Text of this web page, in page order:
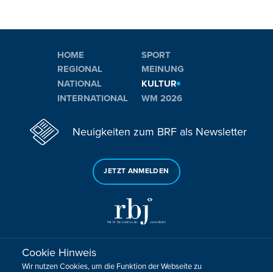
HOME
REGIONAL
NATIONAL
INTERNATIONAL
SPORT
MEINUNG
KULTUR
WM 2026
Neuigkeiten zum BRF als Newsletter
JETZT ANMELDEN
Sie haben noch Fragen oder Anmerkungen?
Cookie Hinweis
Wir nutzen Cookies, um die Funktion der Webseite zu